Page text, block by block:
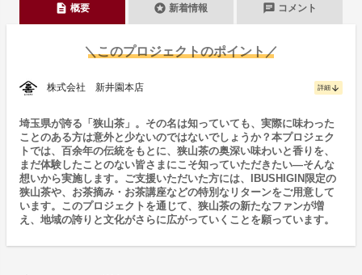
description 概要 stars 新着情報 chat コメント
＼このプロジェクトのポイント／
株式会社 新井園本店 詳細 arrow_downward
埼玉県が誇る「狭山茶」。その名は知っていても、実際に味わった
ことのある方は意外と少ないのではないでしょうか？本プロジェク
トでは、百余年の伝統をもとに、狭山茶の奥深い味わいと香りを、
まだ体験したことのない皆さまにこそ知っていただきたい―そんな
想いから実施します。ご支援いただいた方には、IBUSHIGIN限定の
狭山茶や、お茶摘み・お茶講座などの特別なリターンをご用意して
います。このプロジェクトを通じて、狭山茶の新たなファンが増
え、地域の誇りと文化がさらに広がっていくことを願っています。